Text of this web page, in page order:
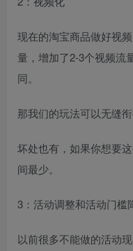
现在的淘宝商品做好视
量，增加了2-3个视频流
同。
那我们的玩法可以无缝
坏处也有，如果你想要
间最少。
3：活动调整和活动门槛
以前很多不能做的活动